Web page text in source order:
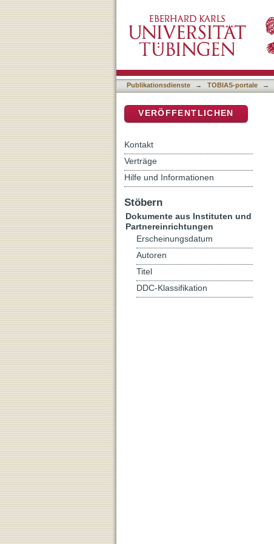
Religionsunterricht
Publikationsdienste → TOBIAS-portale →
VERÖFFENTLICHEN
Kontakt
Verträge
Hilfe und Informationen
Stöbern
Dokumente aus Instituten und
Partnereinrichtungen
Erscheinungsdatum
Autoren
Titel
DDC-Klassifikation